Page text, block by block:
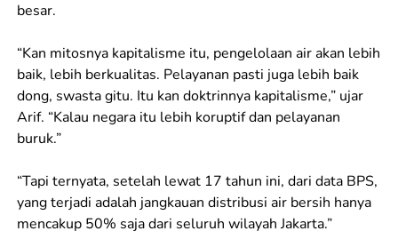
besar.
“Kan mitosnya kapitalisme itu, pengelolaan air akan lebih
baik, lebih berkualitas. Pelayanan pasti juga lebih baik
dong, swasta gitu. Itu kan doktrinnya kapitalisme,” ujar
Arif. “Kalau negara itu lebih koruptif dan pelayanan
buruk.”
“Tapi ternyata, setelah lewat 17 tahun ini, dari data BPS,
yang terjadi adalah jangkauan distribusi air bersih hanya
mencakup 50% saja dari seluruh wilayah Jakarta.”